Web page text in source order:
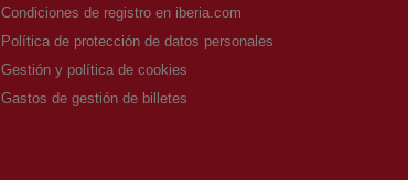
Condiciones de registro en iberia.com
Política de protección de datos personales
Gestión y política de cookies
Gastos de gestión de billetes